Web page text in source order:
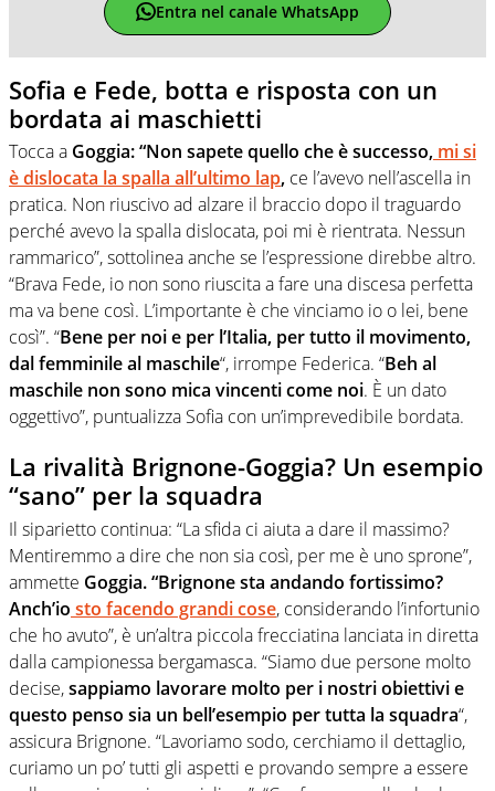
Entra nel canale WhatsApp
Sofia e Fede, botta e risposta con un
bordata ai maschietti
Tocca a Goggia: “Non sapete quello che è successo, mi si
è dislocata la spalla all’ultimo lap, ce l’avevo nell’ascella in
pratica. Non riuscivo ad alzare il braccio dopo il traguardo
perché avevo la spalla dislocata, poi mi è rientrata. Nessun
rammarico”, sottolinea anche se l’espressione direbbe altro.
“Brava Fede, io non sono riuscita a fare una discesa perfetta
ma va bene così. L’importante è che vinciamo io o lei, bene
così”. “Bene per noi e per l’Italia, per tutto il movimento,
dal femminile al maschile“, irrompe Federica. “Beh al
maschile non sono mica vincenti come noi. È un dato
oggettivo”, puntualizza Sofia con un’imprevedibile bordata.
La rivalità Brignone-Goggia? Un esempio
“sano” per la squadra
Il siparietto continua: “La sfida ci aiuta a dare il massimo?
Mentiremmo a dire che non sia così, per me è uno sprone”,
ammette Goggia. “Brignone sta andando fortissimo?
Anch’io sto facendo grandi cose, considerando l’infortunio
che ho avuto”, è un’altra piccola frecciatina lanciata in diretta
dalla campionessa bergamasca. “Siamo due persone molto
decise,sappiamo lavorare molto per i nostri obiettivi e
questo penso sia un bell’esempio per tutta la squadra“,
assicura Brignone. “Lavoriamo sodo, cerchiamo il dettaglio,
curiamo un po’ tutti gli aspetti e provando sempre a essere